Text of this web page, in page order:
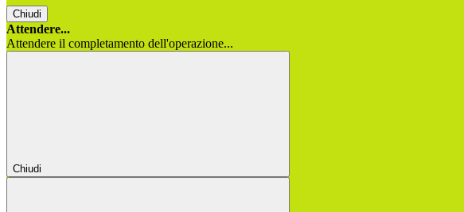
Chiudi
Attendere...
Attendere il completamento dell'operazione...
Chiudi